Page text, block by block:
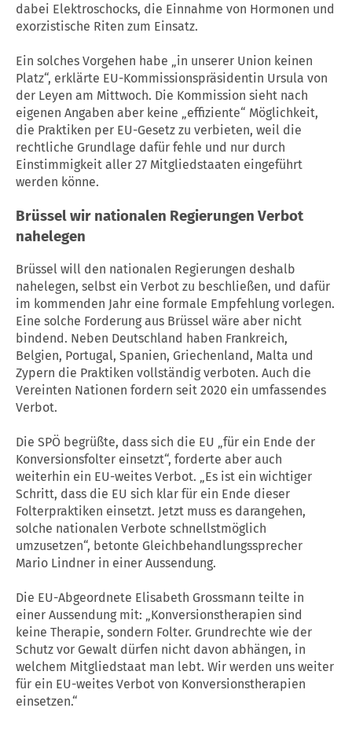
dabei Elektroschocks, die Einnahme von Hormonen und
exorzistische Riten zum Einsatz.
Ein solches Vorgehen habe „in unserer Union keinen
Platz“, erklärte EU-Kommissionspräsidentin Ursula von
der Leyen am Mittwoch. Die Kommission sieht nach
eigenen Angaben aber keine „effiziente“ Möglichkeit,
die Praktiken per EU-Gesetz zu verbieten, weil die
rechtliche Grundlage dafür fehle und nur durch
Einstimmigkeit aller 27 Mitgliedstaaten eingeführt
werden könne.
Brüssel wir nationalen Regierungen Verbot
nahelegen
Brüssel will den nationalen Regierungen deshalb
nahelegen, selbst ein Verbot zu beschließen, und dafür
im kommenden Jahr eine formale Empfehlung vorlegen.
Eine solche Forderung aus Brüssel wäre aber nicht
bindend. Neben Deutschland haben Frankreich,
Belgien, Portugal, Spanien, Griechenland, Malta und
Zypern die Praktiken vollständig verboten. Auch die
Vereinten Nationen fordern seit 2020 ein umfassendes
Verbot.
Die SPÖ begrüßte, dass sich die EU „für ein Ende der
Konversionsfolter einsetzt“, forderte aber auch
weiterhin ein EU-weites Verbot. „Es ist ein wichtiger
Schritt, dass die EU sich klar für ein Ende dieser
Folterpraktiken einsetzt. Jetzt muss es darangehen,
solche nationalen Verbote schnellstmöglich
umzusetzen“, betonte Gleichbehandlungssprecher
Mario Lindner in einer Aussendung.
Die EU-Abgeordnete Elisabeth Grossmann teilte in
einer Aussendung mit: „Konversionstherapien sind
keine Therapie, sondern Folter. Grundrechte wie der
Schutz vor Gewalt dürfen nicht davon abhängen, in
welchem Mitgliedstaat man lebt. Wir werden uns weiter
für ein EU-weites Verbot von Konversionstherapien
einsetzen.“